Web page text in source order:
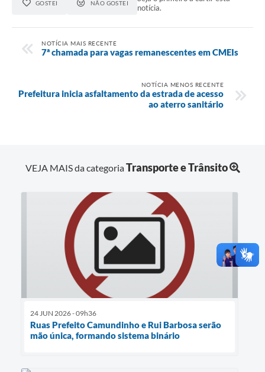
GOSTEI NÃO GOSTEI
notícia.
NOTÍCIA MAIS RECENTE
7ª chamada para vagas remanescentes em CMEIs
NOTÍCIA MENOS RECENTE
Prefeitura inicia asfaltamento da estrada de acesso
ao aterro sanitário
VEJA MAIS da categoriaTransporte e Trânsito
24 JUN 2026 - 09h36
Ruas Prefeito Camundinho e Rui Barbosa serão
mão única, formando sistema binário